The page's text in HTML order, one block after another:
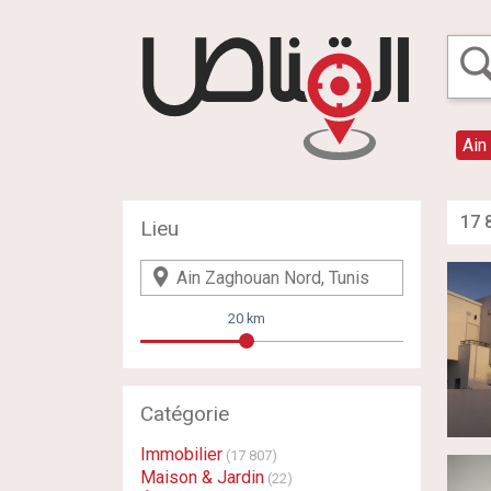
17
Lieu
20 km
Catégorie
Immobilier (17 807)
Maison & Jardin (22)